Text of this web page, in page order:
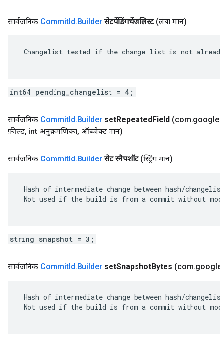
सार्वजनिक CommitId.Builder सेटपेंडिंगचेंजलिस्ट (लंबा मान)
Changelist tested if the change list is not
int64 pending_changelist = 4;
सार्वजनिक CommitId.Builder setRepeatedField (com.google
फ़ील्ड, int अनुक्रमणिका, ऑब्जेक्ट मान)
सार्वजनिक CommitId.Builder सेट स्नैपशॉट (स्ट्रिंग मान)
Hash of intermediate change between hash/
Not used if the build is from a commit without
string snapshot = 3;
सार्वजनिक CommitId.Builder setSnapshotBytes (com.
Hash of intermediate change between hash/
Not used if the build is from a commit without